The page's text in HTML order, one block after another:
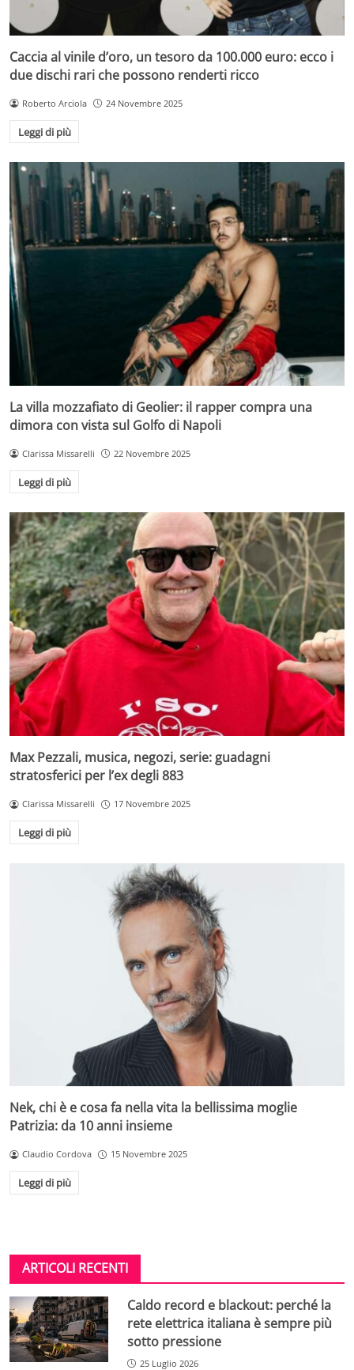
Caccia al vinile d’oro, un tesoro da 100.000 euro: ecco i
due dischi rari che possono renderti ricco
Roberto Arciola 24 Novembre 2025
Leggi di più
La villa mozzafiato di Geolier: il rapper compra una
dimora con vista sul Golfo di Napoli
Clarissa Missarelli 22 Novembre 2025
Leggi di più
Max Pezzali, musica, negozi, serie: guadagni
stratosferici per l’ex degli 883
Clarissa Missarelli 17 Novembre 2025
Leggi di più
Nek, chi è e cosa fa nella vita la bellissima moglie
Patrizia: da 10 anni insieme
Claudio Cordova 15 Novembre 2025
Leggi di più
ARTICOLI RECENTI
Caldo record e blackout: perché la
rete elettrica italiana è sempre più
sotto pressione
25 Luglio 2026